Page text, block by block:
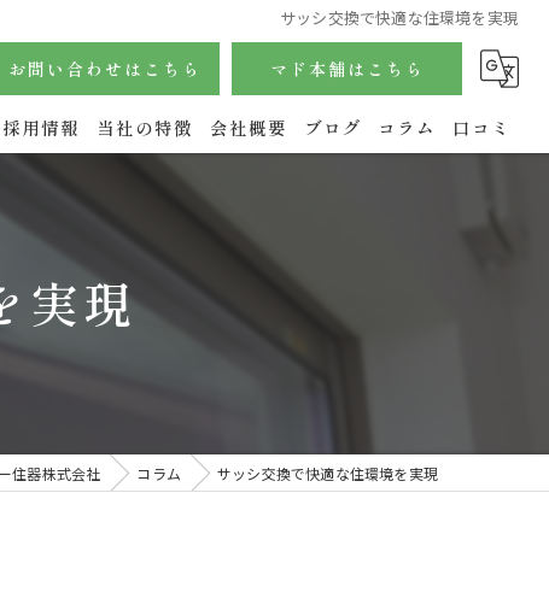
サッシ交換で快適な住環境を実現
お問い合わせはこちら マド本舗はこちら
採用情報 当社の特徴
玄関
会社概要 ブログ コラム 口コミ
実現
住器株式会社 コラム サッシ交換で快適な住環境を実現